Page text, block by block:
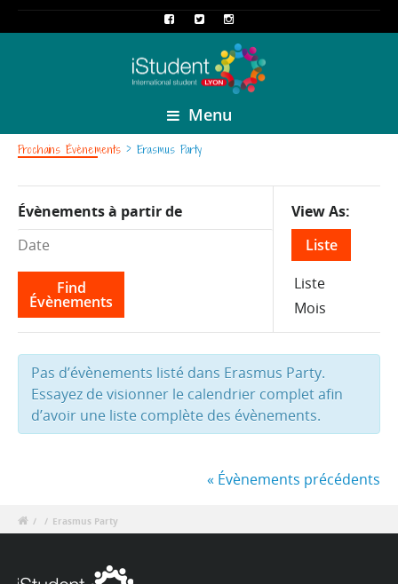
Menu
Prochains Évènements › Erasmus Party
Event
Views
Navigation
View As
Liste
Liste
Mois
Évènements à partir de
Pas d’évènements listé dans Erasmus Party.
Essayez de visionner le calendrier complet afin
d’avoir une liste complète des évènements.
« Évènements précédents
/ / Erasmus Party